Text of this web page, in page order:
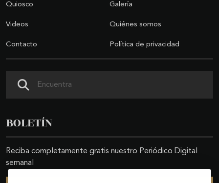
Quiosco Galería
Videos Quiénes somos
Contacto Política de privacidad
BOLETÍN
Reciba completamente gratis nuestro Periódico Digital
semanal